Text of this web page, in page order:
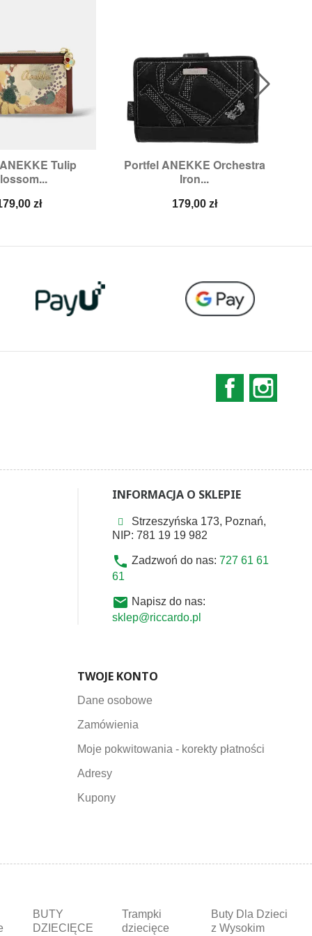
Tulip
zł
podgląd
Portfel ANEKKE Orchestra
Iron...
Cena
179,00 zł
Szybki podgląd
Facebook
INFORMACJA O SKLEPIE
Strzeszyńska 173, Poznań,
NIP: 781 19 19 982
phone Zadzwoń do nas: 727 61 61
61
email Napisz do nas:
sklep@riccardo.pl
TWOJE KONTO
Dane osobowe
Zamówienia
Moje pokwitowania - korekty płatności
Adresy
Kupony
BUTY
DZIECIĘCE
Trampki
dziecięce
Buty Dla Dzieci
z Wysokim